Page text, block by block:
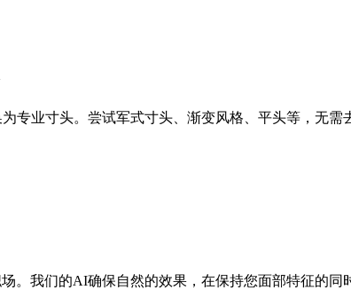
专业寸头。尝试军式寸头、渐变风格、平头等，无需
。我们的AI确保自然的效果，在保持您面部特征的同